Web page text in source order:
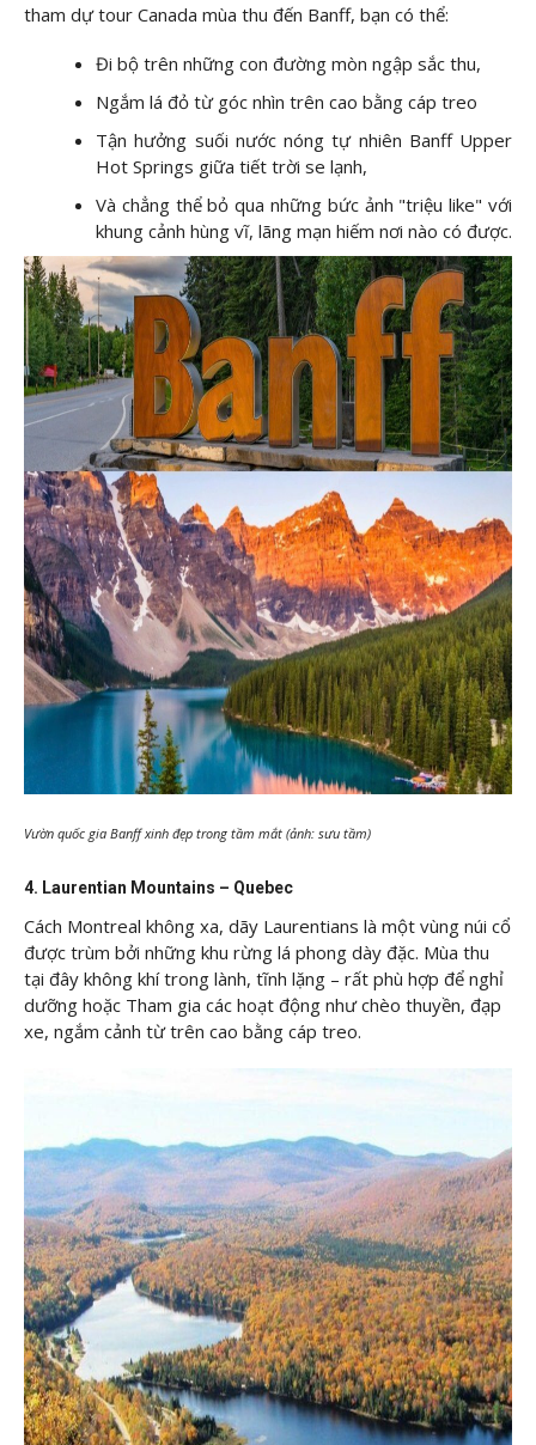
tham dự tour Canada mùa thu đến Banff, bạn có thể:
Đi bộ trên những con đường mòn ngập sắc thu,
Ngắm lá đỏ từ góc nhìn trên cao bằng cáp treo
Tận hưởng suối nước nóng tự nhiên Banff Upper
Hot Springs giữa tiết trời se lạnh,
Và chẳng thể bỏ qua những bức ảnh "triệu like" với
khung cảnh hùng vĩ, lãng mạn hiếm nơi nào có được.
Vườn quốc gia Banff xinh đẹp trong tầm mắt (ảnh: sưu tầm)
4. Laurentian Mountains – Quebec
Cách Montreal không xa, dãy Laurentians là một vùng núi cổ
được trùm bởi những khu rừng lá phong dày đặc. Mùa thu
tại đây không khí trong lành, tĩnh lặng – rất phù hợp để nghỉ
dưỡng hoặc Tham gia các hoạt động như chèo thuyền, đạp
xe, ngắm cảnh từ trên cao bằng cáp treo.